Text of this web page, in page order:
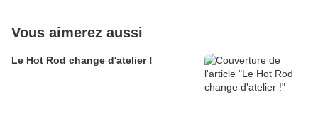
Vous aimerez aussi
Le Hot Rod change d'atelier !